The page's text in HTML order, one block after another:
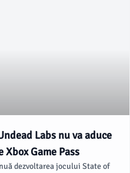
Labs nu va aduce
Xbox Game Pass
dezvoltarea jocului State of